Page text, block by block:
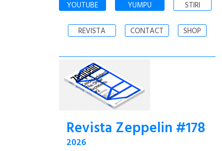
YOUTUBE YUMPU STIRI
REVISTA CONTACT SHOP
Revista Zeppelin #178
2026